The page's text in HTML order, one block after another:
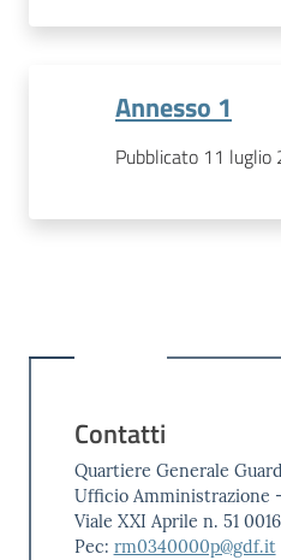
Annesso 1
Pubblicato 11 luglio
Contatti
Quartiere Generale
Ufficio Amministrazione
Viale XXI Aprile n. 51
Pec: rm0340000p@gdf.it